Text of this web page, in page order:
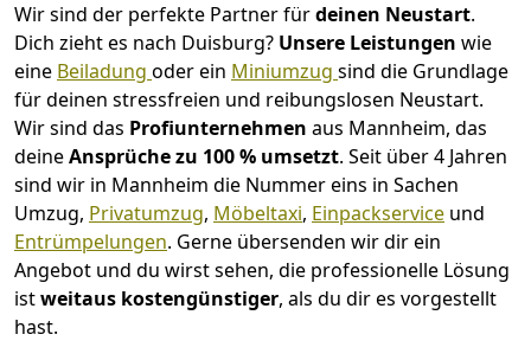
Wir sind der perfekte Partner fürdeinen Neustart.
Dich zieht es nach Duisburg? Unsere Leistungen wie
eine Beiladung oder ein Miniumzug sind die Grundlage
für deinen stressfreien und reibungslosen Neustart.
Wir sind das Profiunternehmen aus Mannheim, das
deineAnsprüche zu 100 % umsetzt. Seit über 4 Jahren
sind wir in Mannheim die Nummer eins in Sachen
Umzug, Privatumzug, Möbeltaxi, Einpackservice und
Entrümpelungen. Gerne übersenden wir dir ein
Angebot und du wirst sehen, die professionelle Lösung
istweitaus kostengünstiger, als du dir es vorgestellt
hast.